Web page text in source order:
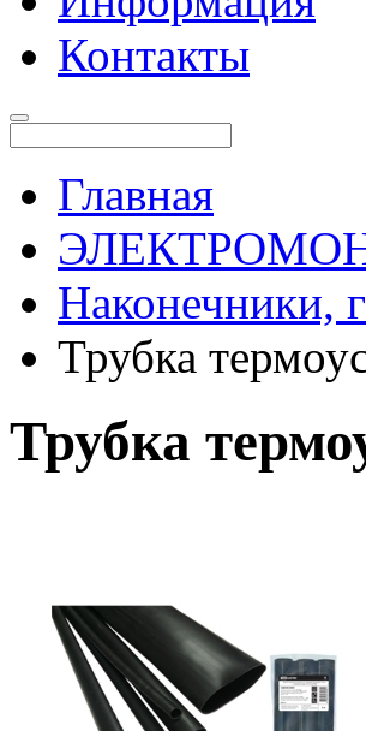
Контакты
Главная
Наконечники,
Трубка
Трубка